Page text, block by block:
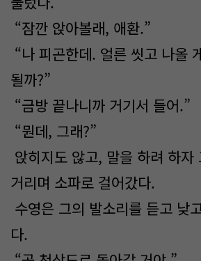
“잠깐 앉아볼래, 애환.”
“나 피곤한데. 얼른 씻고 나올
될까?”
“금방 끝나니까 거기서 들어.”
“뭔데, 그래?”
앉히지도 않고, 말을 하려 하자
거리며 소파로 걸어갔다.
수영은 그의 발소리를 듣고 낮
다.